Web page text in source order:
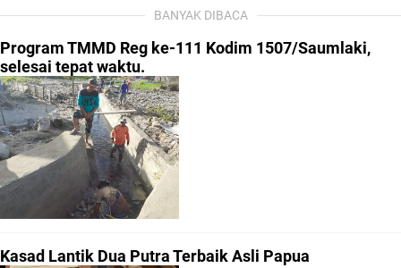
BANYAK DIBACA
Program TMMD Reg ke-111 Kodim 1507/Saumlaki,
selesai tepat waktu.
Kasad Lantik Dua Putra Terbaik Asli Papua